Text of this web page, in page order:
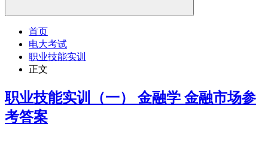
首页
电大考试
职业技能实训
正文
职业技能实训（一） 金融学 金融市场参
考答案